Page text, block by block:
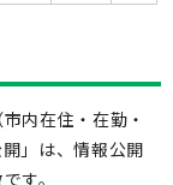
内在住・在勤・
」は、情報公開
す。